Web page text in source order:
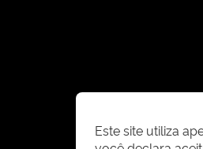
Este site utiliza